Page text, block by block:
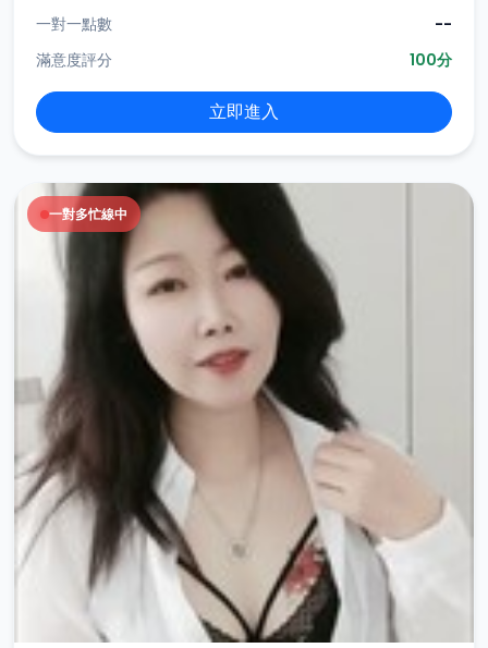
一對一點數
--
滿意度評分
100分
立即進入
一對多忙線中